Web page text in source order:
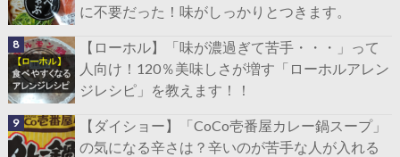
に不要だった！味がしっかりとつきます。
【ローホル】「味が濃過ぎて苦手・・・」って
人向け！120％美味しさが増す「ローホルアレン
ジレシピ」を教えます！！
【ダイショー】「CoCo壱番屋カレー鍋スープ」
の気になる辛さは？辛いのが苦手な人が入れる